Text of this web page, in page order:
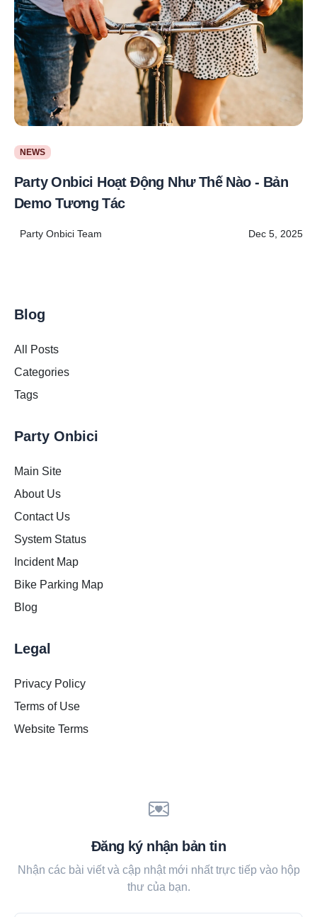
NEWS
Party Onbici Hoạt Động Như Thế Nào - Bản
Demo Tương Tác
Party Onbici Team Dec 5, 2025
Blog
All Posts
Categories
Tags
Party Onbici
Main Site
About Us
Contact Us
System Status
Incident Map
Bike Parking Map
Blog
Legal
Privacy Policy
Terms of Use
Website Terms
Đăng ký nhận bản tin
Nhận các bài viết và cập nhật mới nhất trực tiếp vào hộp
thư của bạn.